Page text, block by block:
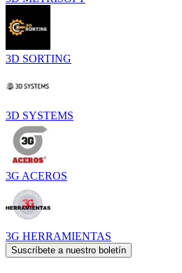
3D SORTING
3D SYSTEMS
3G ACEROS
3G HERRAMIENTAS
Suscríbete a nuestro boletín